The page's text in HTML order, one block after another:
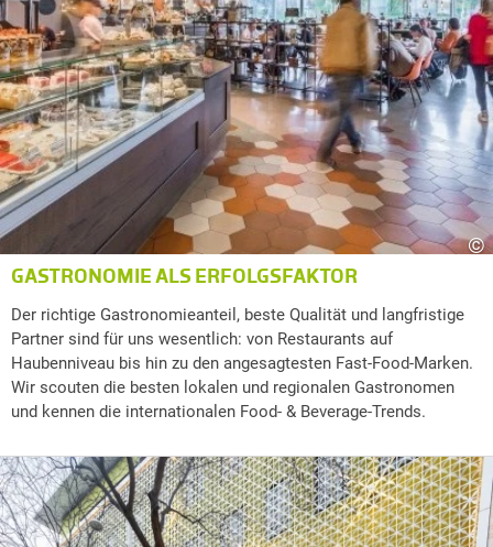
©
GASTRONOMIE ALS ERFOLGSFAKTOR
Der richtige Gastronomieanteil, beste Qualität und langfristige
Partner sind für uns wesentlich: von Restaurants auf
Haubenniveau bis hin zu den angesagtesten Fast-Food-Marken.
Wir scouten die besten lokalen und regionalen Gastronomen
und kennen die internationalen Food- & Beverage-Trends.